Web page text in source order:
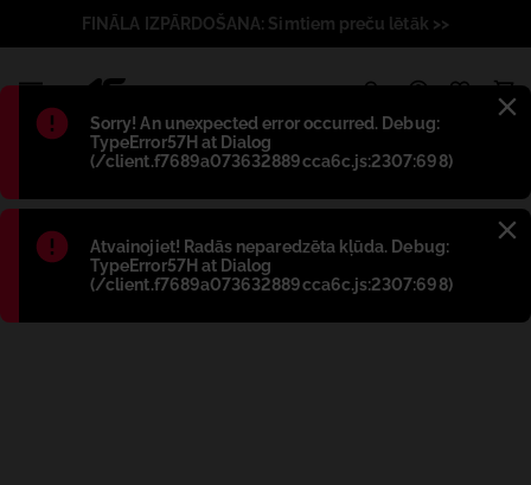
Błąd:
Sorry! An unexpected error occurred. Debug:
TypeError57H at Dialog
(/client.f7689a073632889cca6c.js:2307:698)
Błąd:
Atvainojiet! Radās neparedzēta kļūda. Debug:
TypeError57H at Dialog
(/client.f7689a073632889cca6c.js:2307:698)
FINĀLA IZPĀRDOŠANA: Simtiem preču lētāk >>